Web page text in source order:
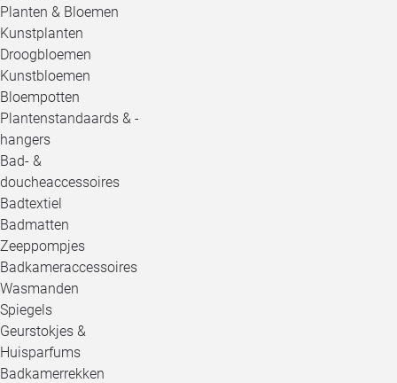
Planten & Bloemen
Kunstplanten
Droogbloemen
Kunstbloemen
Bloempotten
Plantenstandaards & -
hangers
Bad- &
doucheaccessoires
Badtextiel
Badmatten
Zeeppompjes
Badkameraccessoires
Wasmanden
Spiegels
Geurstokjes &
Huisparfums
Badkamerrekken